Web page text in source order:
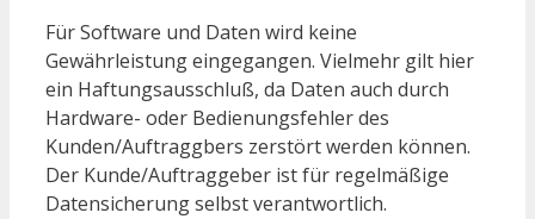
Für Software und Daten wird keine
Gewährleistung eingegangen. Vielmehr gilt hier
ein Haftungsausschluß, da Daten auch durch
Hardware- oder Bedienungsfehler des
Kunden/Auftraggbers zerstört werden können.
Der Kunde/Auftraggeber ist für regelmäßige
Datensicherung selbst verantwortlich.